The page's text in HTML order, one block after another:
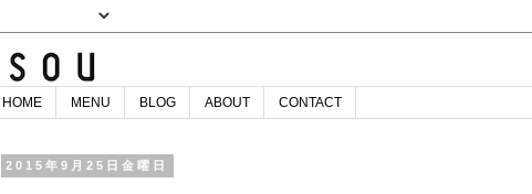
HOME MENU BLOG ABOUT CONTACT
2015年9月25日金曜日